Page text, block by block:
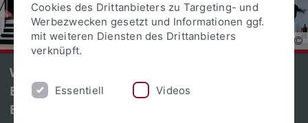
Was bedeutet Ästhetik? Dozent und
Ballettstar Friedemann Vogel bringt
Bewegung in die theoretische Debatte.
Cookies des Drittanbieters zu Targeting- und
Werbezwecken gesetzt und Informationen ggf.
mit weiteren Diensten des Drittanbieters
verknüpft.
Essentiell Videos